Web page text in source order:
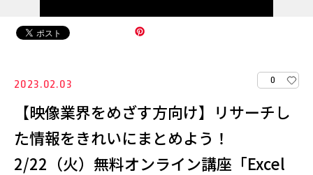
2023.02.03 0
【映像業界をめざす方向け】リサーチし
た情報をきれいにまとめよう！
2/22（火）無料オンライン講座「Excel